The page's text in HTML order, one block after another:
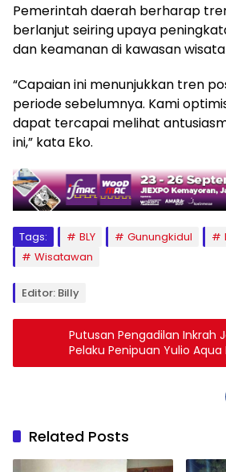
Pemerintah daerah berharap
berlanjut seiring upaya
dan keamanan di kawasan
“Capaian ini menunjukkan tren
periode sebelumnya. Kami
dapat tercapai melihat
ini,” kata Eko.
Tags: BLY Gunungkidul
Wisatawan
Editor: Billy
Putusan Pengadilan Inkrah
Pelaku Penipuan Yulio Aqua
Sementara Nasib Korban
Related Posts